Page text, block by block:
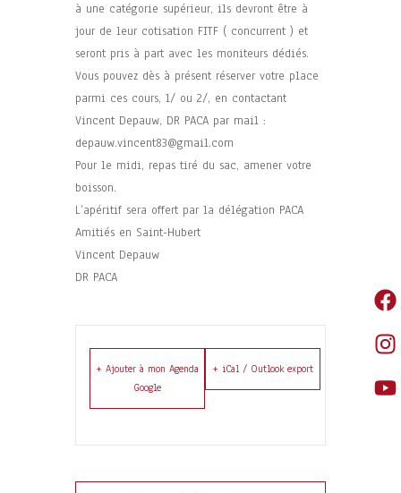
à une catégorie supérieur, ils devront être à
jour de leur cotisation FITF ( concurrent ) et
seront pris à part avec les moniteurs dédiés.
Vous pouvez dès à présent réserver votre place
parmi ces cours, 1/ ou 2/, en contactant
Vincent Depauw, DR PACA par mail :
depauw.vincent83@gmail.com
Pour le midi, repas tiré du sac, amener votre
boisson.
L’apéritif sera offert par la délégation PACA
Amitiés en Saint-Hubert
Vincent Depauw
DR PACA
+ Ajouter à mon Agenda
Google
+ iCal / Outlook export